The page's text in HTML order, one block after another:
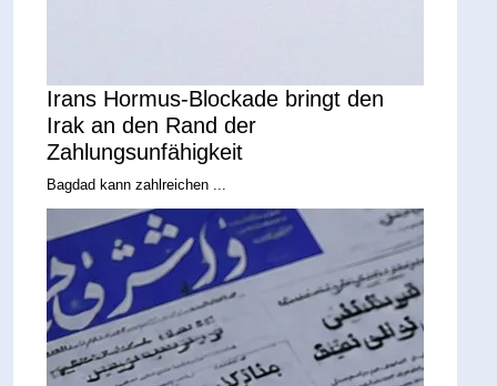
Irans Hormus-Blockade bringt den
Irak an den Rand der
Zahlungsunfähigkeit
Bagdad kann zahlreichen ...